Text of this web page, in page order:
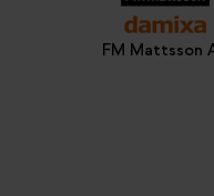
FM Mattsson